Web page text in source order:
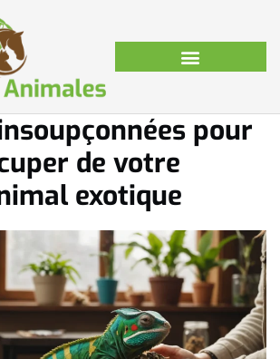
pour
de votre
exotique